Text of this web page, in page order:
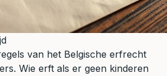
van het Belgische erfrecht
Wie erft als er geen kinderen